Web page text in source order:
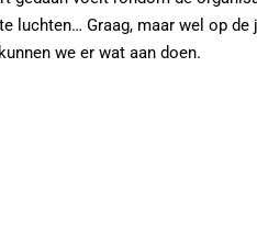
luchten… Graag, maar wel op
we er wat aan doen.